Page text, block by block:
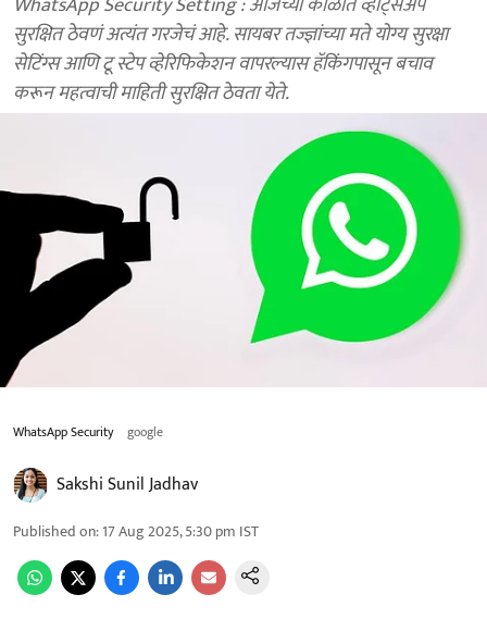
सुरक्षित ठेवणं अत्यंत गरजेचं आहे. सायबर तज्ज्ञांच्या मते योग्य सुरक्षा
सेटिंग्स आणि टू स्टेप व्हेरिफिकेशन वापरल्यास हॅकिंगपासून बचाव
करून महत्वाची माहिती सुरक्षित ठेवता येते.
WhatsApp Security google
Sakshi Sunil Jadhav
Published on:17 Aug 2025, 5:30 pm IST